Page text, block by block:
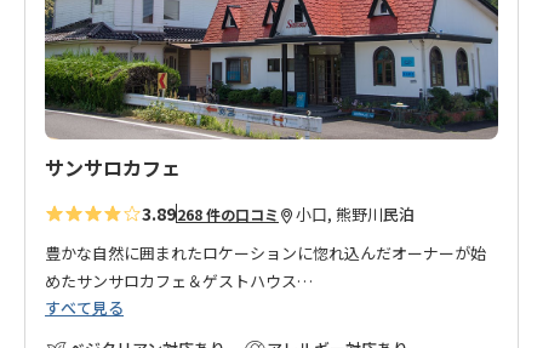
加
サンサロカフェ
3.89268 件の口コミ 小口, 熊野川民泊
豊かな自然に囲まれたロケーションに惚れ込んだオーナーが始
めたサンサロカフェ＆ゲストハウス
小口からバスで約15分、バス停からはすぐの場所にあります。
カフェに1室と隣接するゲストハウスに2室の客室があります。
すべて見る